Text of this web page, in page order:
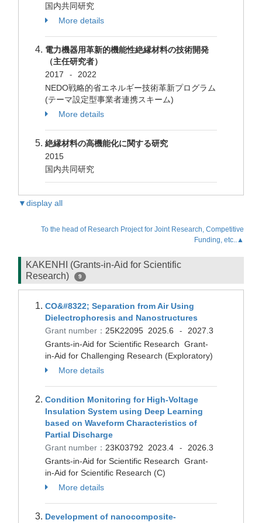
国内共同研究
More details
電力機器用革新的機能性絶縁材料の技術開発
（主任研究者）
2017
-
2022
NEDO戦略的省エネルギー技術革新プログラム
(テーマ設定型事業者連携スキーム)
More details
絶縁材料の高機能化に関する研究
2015
国内共同研究
▼display all
To the head of Research Project for Joint Research, Competitive
Funding, etc..▲
KAKENHI (Grants-in-Aid for Scientific
Research)
9
CO&#8322; Separation from Air Using
Dielectrophoresis and Nanostructures
Grant number： 25K22095 2025.6 -
2027.3
Grants-in-Aid for Scientific Research Grant-
in-Aid for Challenging Research (Exploratory)
More details
Condition Monitoring for High-Voltage
Insulation System using Deep Learning
based on Waveform Characteristics of
Partial Discharge
Grant number： 23K03792 2023.4 -
2026.3
Grants-in-Aid for Scientific Research Grant-
in-Aid for Scientific Research (C)
More details
Development of nanocomposite-